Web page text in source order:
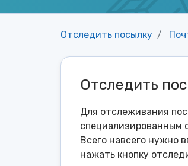
Отследить посылку
Отследить
Для отслеживания
специализированным
Всего навсего нужно
нажать кнопку